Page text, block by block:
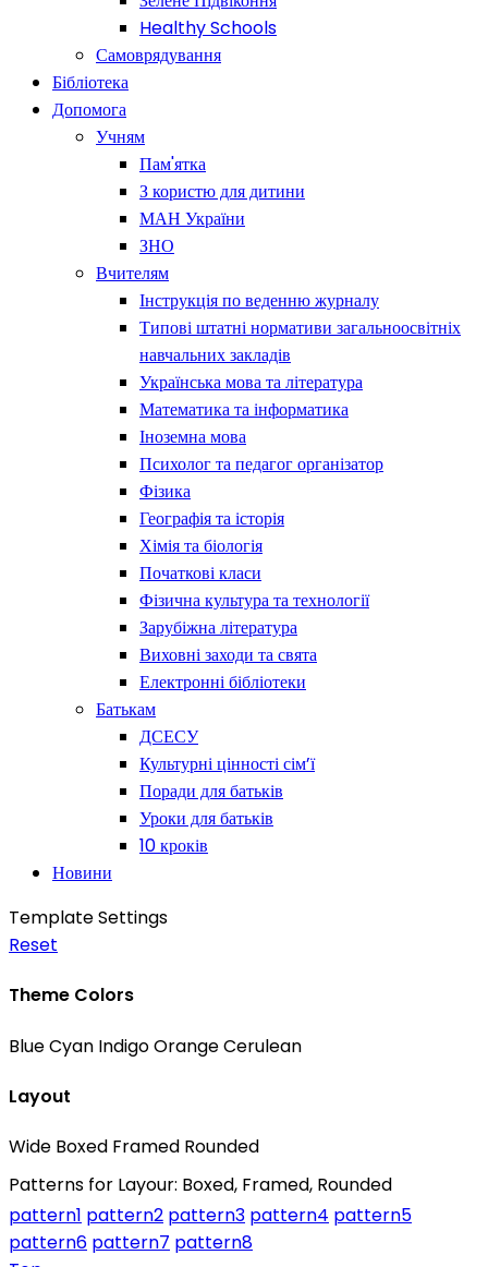
Healthy Schools
Самоврядування
Бібліотека
Допомога
Учням
Пам'ятка
З користю для дитини
МАН України
ЗНО
Вчителям
Інструкція по веденню журналу
Типові штатні нормативи загальноосвітніх
навчальних закладів
Українська мова та література
Математика та інформатика
Іноземна мова
Психолог та педагог організатор
Фізика
Географія та історія
Хімія та біологія
Початкові класи
Фізична культура та технології
Зарубіжна література
Виховні заходи та свята
Електронні бібліотеки
Батькам
ДСЕСУ
Культурні цінності сім’ї
Поради для батьків
Уроки для батьків
10 кроків
Новини
Template Settings
Reset
Theme Colors
BlueCyan IndigoOrangeCerulean
Layout
Wide Boxed Framed Rounded
Patterns for Layour: Boxed, Framed, Rounded
pattern1 pattern2 pattern3 pattern4 pattern5
pattern6 pattern7 pattern8